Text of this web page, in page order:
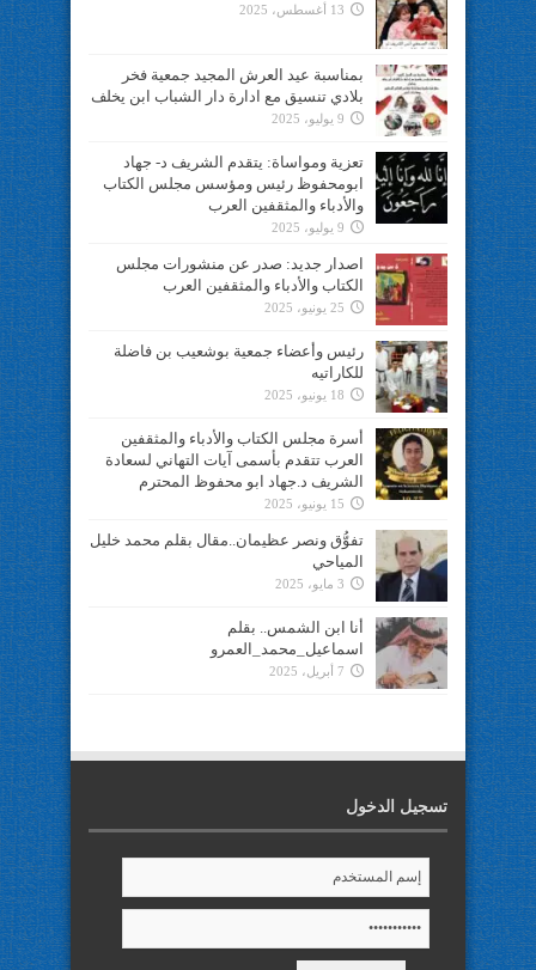
13 أغسطس، 2025
بمناسبة عيد العرش المجيد جمعية فخر
بلادي تنسيق مع ادارة دار الشباب ابن يخلف
9 يوليو، 2025
تعزية ومواساة: يتقدم الشريف د- جهاد
ابومحفوظ رئيس ومؤسس مجلس الكتاب
والأدباء والمثقفين العرب
9 يوليو، 2025
اصدار جديد: صدر عن منشورات مجلس
الكتاب والأدباء والمثقفين العرب
25 يونيو، 2025
رئيس وأعضاء جمعية بوشعيب بن فاضلة
للكاراتيه
18 يونيو، 2025
أسرة مجلس الكتاب والأدباء والمثقفين
العرب تتقدم بأسمى آيات التهاني لسعادة
الشريف د.جهاد ابو محفوظ المحترم
15 يونيو، 2025
تفوُّق ونصر عظيمان..مقال بقلم محمد خليل
المياحي
3 مايو، 2025
أنا ابن الشمس.. بقلم
اسماعيل_محمد_العمرو
7 أبريل، 2025
تسجيل الدخول